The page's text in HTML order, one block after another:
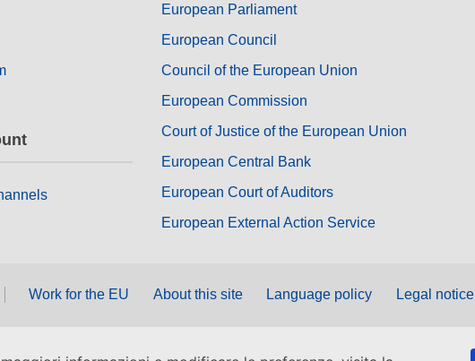
European Parliament
European Council
Council of the European Union
European Commission
Court of Justice of the European Union
European Central Bank
European Court of Auditors
European External Action Service
Work for the EU About this site Language policy Legal notice